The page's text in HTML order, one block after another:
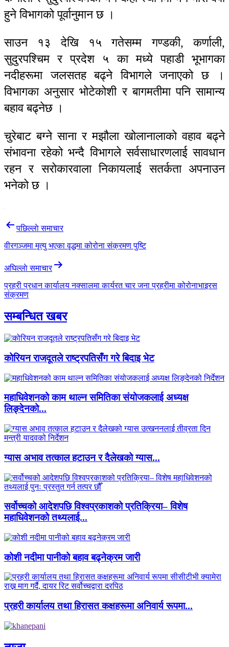
हुने विभागको पूर्वानुमान छ ।
साउन १३ देखि १५ गतेसम्म गण्डकी, कर्णाली,
सुदुरपश्चिम र प्रदेश ५ का मध्ये पहाडी भूभागका
नदीहरूमा जलसतह बढ्ने विभागले जनाएको छ ।
विभागका अनुसार भोटेकोशी र बागमतीमा पनि सामान्य
बहाव बढ्नेछ ।
चुरेबाट बग्ने साना र मझौला खोलानालाको वहाव बढ्ने
संभावना रहेको भन्दै विभागले सर्वसाधारणलाई सावधान
रहन र सरोकारवाला निकायलाई सतर्कता अपनाउन
भनेको छ ।
Post
navigation
पछिल्लाे समाचार
वीरगञ्जमा मृत्यु भएका वृद्धमा कोरोना संक्रमण पुष्टि
अघिल्लाे समाचार
प्रहरी प्रधान कार्यालय नक्सालमा कार्यरत चार जना प्रहरीमा कोरोनाभाइरस
संक्रमण
सम्बन्धित खबर
कोरियन राजदूतले राष्ट्रपतिसँग गरे बिदाइ भेट
महाधिवेशनको काम थाल्न समितिका संयोजकलाई अध्यक्ष
लिङ्देनको...
ग्यास अभाव तत्काल हटाउन र दैलेखको ग्यास...
सर्वोच्चको आदेशपछि विश्वप्रकाशको प्रतिक्रिया– विशेष
महाधिवेशनको तथ्यलाई...
कोशी नदीमा पानीको बहाव बढ्नेक्रम जारी
प्रहरी कार्यालय तथा हिरासत कक्षहरूमा अनिवार्य रूपमा...